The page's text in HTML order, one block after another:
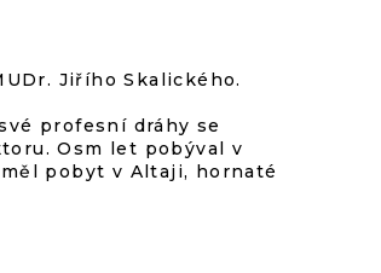
Jiřího Skalického.
profesní dráhy se
Osm let pobýval v
pobyt v Altaji, hornaté